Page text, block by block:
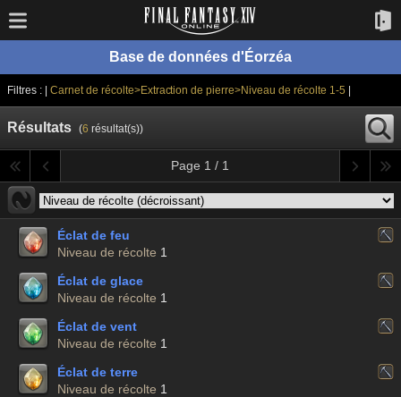
Base de données d'Éorzéa
Filtres : | Carnet de récolte>Extraction de pierre>Niveau de récolte 1-5
Résultats (6 résultat(s))
Page 1 / 1
Éclat de feu
Niveau de récolte 1
Éclat de glace
Niveau de récolte 1
Éclat de vent
Niveau de récolte 1
Éclat de terre
Niveau de récolte 1